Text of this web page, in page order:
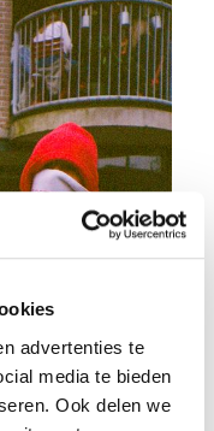
advertenties te
media te bieden
Ook delen we